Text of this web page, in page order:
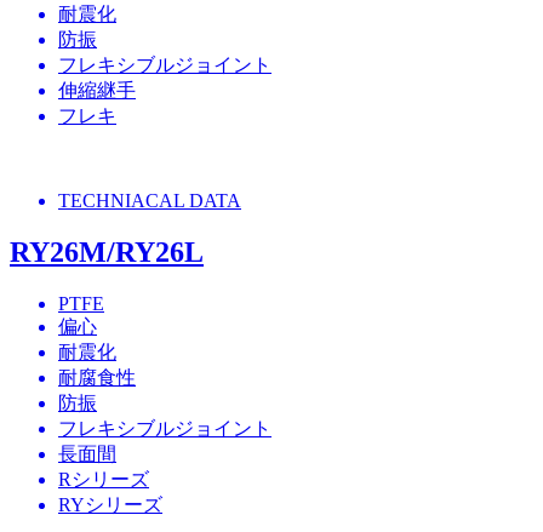
耐震化
防振
フレキシブルジョイント
伸縮継手
フレキ
TECHNIACAL DATA
RY26M/RY26L
PTFE
偏心
耐震化
耐腐食性
防振
フレキシブルジョイント
長面間
Rシリーズ
RYシリーズ